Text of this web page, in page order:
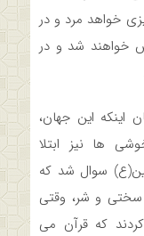
خواهد مرد و در
خواهند شد و در
اینکه این جهان،
ها نیز ابتلا
سوال شد که
سختی و شر، وقتی
که قرآن می